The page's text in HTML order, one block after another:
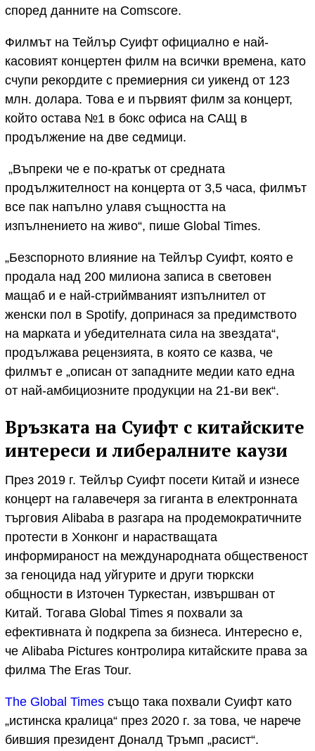
според данните на Comscore.
Филмът на Тейлър Суифт официално е най-
касовият концертен филм на всички времена, като
счупи рекордите с премиерния си уикенд от 123
млн. долара. Това е и първият филм за концерт,
който остава №1 в бокс офиса на САЩ в
продължение на две седмици.
„Въпреки че е по-кратък от средната
продължителност на концерта от 3,5 часа, филмът
все пак напълно улавя същността на
изпълнението на живо“, пише Global Times.
„Безспорното влияние на Тейлър Суифт, която е
продала над 200 милиона записа в световен
мащаб и е най-стриймваният изпълнител от
женски пол в Spotify, допринася за предимството
на марката и убедителната сила на звездата“,
продължава рецензията, в която се казва, че
филмът е „описан от западните медии като една
от най-амбициозните продукции на 21-ви век“.
Връзката на Суифт с китайските
интереси и либералните каузи
През 2019 г. Тейлър Суифт посети Китай и изнесе
концерт на галавечеря за гиганта в електронната
търговия Alibaba в разгара на продемократичните
протести в Хонконг и нарастващата
информираност на международната общественост
за геноцида над уйгурите и други тюркски
общности в Източен Туркестан, извършван от
Китай. Тогава Global Times я похвали за
ефективната ѝ подкрепа за бизнеса. Интересно е,
че Alibaba Pictures контролира китайските права за
филма The Eras Tour.
The Global Times също така похвали Суифт като
„истинска кралица“ през 2020 г. за това, че нарече
бившия президент Доналд Тръмп „расист“.